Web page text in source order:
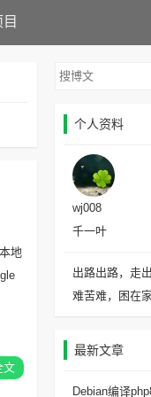
地
文
个人资料
wj008
千一叶
出路出路，走
难苦难，困在
最新文章
Debian编译